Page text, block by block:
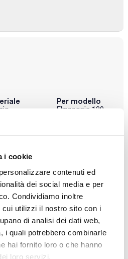
i cookie
contenuti ed
dei social media e per
Condividiamo inoltre
utilizzi il nostro sito con i
di analisi dei dati web,
i quali potrebbero combinarle
hai fornito loro o che hanno
loro servizi.
Per modello
Elmasonic 120
Acquista